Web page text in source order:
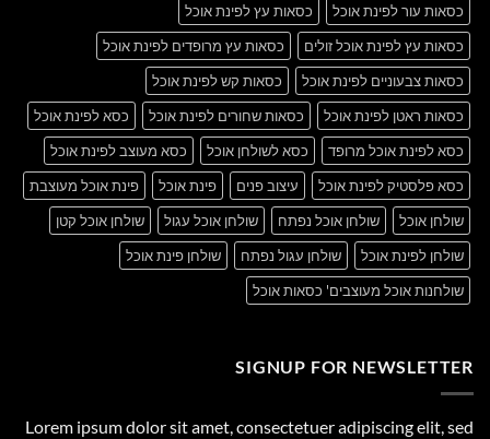
כסאות עור לפינת אוכל
כסאות עץ לפינת אוכל
כסאות עץ לפינת אוכל זולים
כסאות עץ מרופדים לפינת אוכל
כסאות צבעוניים לפינת אוכל
כסאות קש לפינת אוכל
כסאות ראטן לפינת אוכל
כסאות שחורים לפינת אוכל
כסא לפינת אוכל
כסא לפינת אוכל מרופד
כסא לשולחן אוכל
כסא מעוצב לפינת אוכל
כסא פלסטיק לפינת אוכל
עיצוב פנים פינת אוכל
פינת אוכל מעוצבת
שולחן אוכל
שולחן אוכל נפתח שולחן אוכל עגול
שולחן אוכל קטן
שולחן לפינת אוכל
שולחן עגול נפתח
שולחן פינת אוכל
שולחנות אוכל מעוצבים' כסאות אוכל
SIGNUP FOR NEWSLETTER
Lorem ipsum dolor sit amet, consectetuer adipiscing elit, sed